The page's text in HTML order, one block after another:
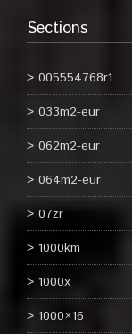
Sections
005554768r1
033m2-eur
062m2-eur
064m2-eur
07zr
1000km
1000x
1000×16